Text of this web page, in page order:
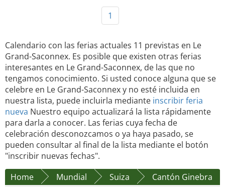
1
Calendario con las ferias actuales 11 previstas en Le
Grand-Saconnex. Es posible que existen otras ferias
interesantes en Le Grand-Saconnex, de las que no
tengamos conocimiento. Si usted conoce alguna que se
celebre en Le Grand-Saconnex y no esté incluida en
nuestra lista, puede incluirla mediante inscribir feria
nueva Nuestro equipo actualizará la lista rápidamente
para darla a conocer. Las ferias cuya fecha de
celebración desconozcamos o ya haya pasado, se
pueden consultar al final de la lista mediante el botón
"inscribir nuevas fechas".
Home
Mundial Suiza
Cantón Ginebra